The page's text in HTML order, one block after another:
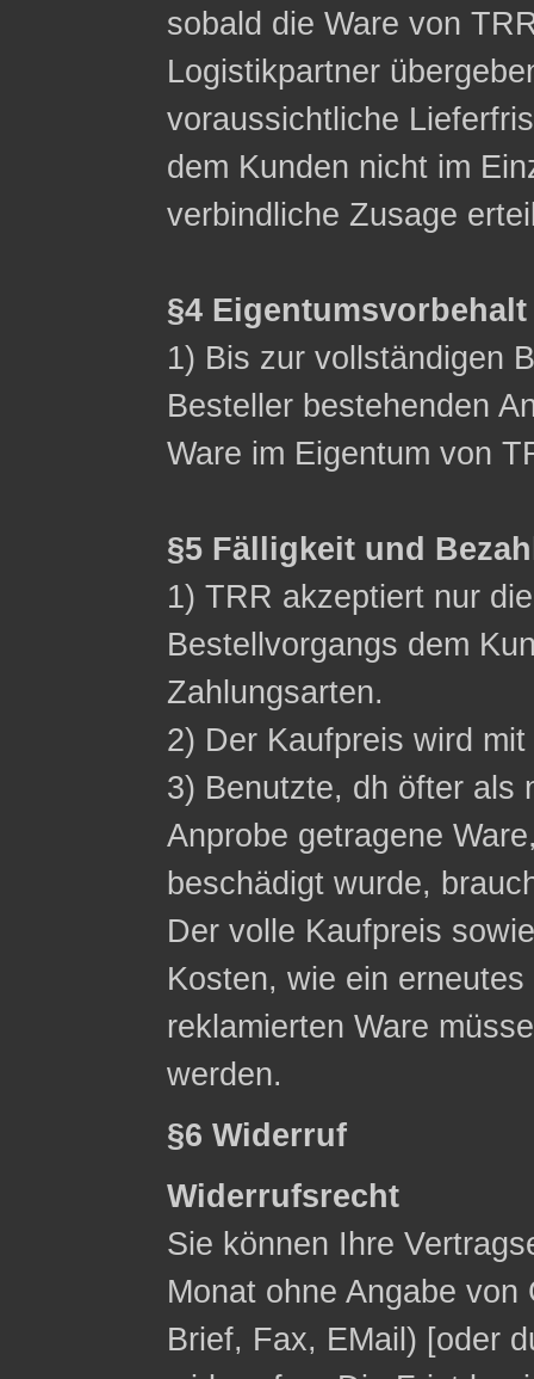
sobald die Ware von
Logistikpartner
voraussichtliche
dem Kunden nicht im
verbindliche Zusage
§4 Eigentumsvorbehalt
1) Bis zur vollständigen
Besteller bestehenden
Ware im Eigentum von
§5 Fälligkeit und
1) TRR akzeptiert nur
Bestellvorgangs dem
Zahlungsarten.
2) Der Kaufpreis wird
3) Benutzte, dh öfter als
Anprobe getragene
beschädigt wurde,
Der volle Kaufpreis
Kosten, wie ein
reklamierten Ware
werden.
§6 Widerruf
Widerrufsrecht
Sie können Ihre
Monat ohne Angabe
Brief, Fax, E­Mail) [oder